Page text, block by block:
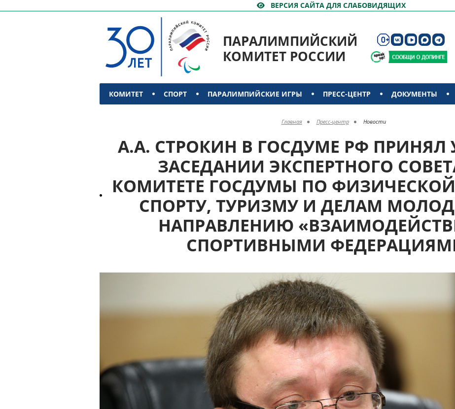
ВЕРСИЯ САЙТА ДЛЯ СЛАБОВИДЯЩИХ
ПАРАЛИМПИЙСКИЙ
КОМИТЕТ РОССИИ
КОМИТЕТ СПОРТ ПАРАЛИМПИЙСКИЕ ИГРЫ ПРЕСС-ЦЕНТР ДОКУМЕНТЫ
Главная Пресс-центр Новости
А.А. СТРОКИН В ГОСДУМЕ РФ ПРИНЯЛ
ЗАСЕДАНИИ ЭКСПЕРТНОГО
КОМИТЕТЕ ГОСДУМЫ ПО ФИЗИЧЕСКОЙ
СПОРТУ, ТУРИЗМУ И ДЕЛАМ
НАПРАВЛЕНИЮ
СПОРТИВНЫМИ